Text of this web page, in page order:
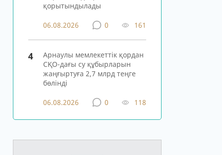
қорытындылады
06.08.2026 0 161
4
Арнаулы мемлекеттік қордан
СҚО-дағы су құбырларын
жаңғыртуға 2,7 млрд теңге
бөлінді
06.08.2026 0 118